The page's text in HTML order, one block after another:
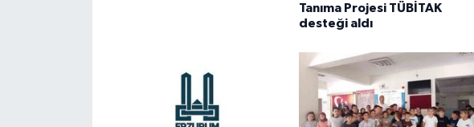
Tanıma Projesi TÜBİTAK
desteği aldı